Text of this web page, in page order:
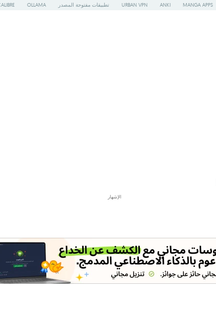
MANGA APPS
ANKI
URBAN VPN تطبيقات مفتوحة المصدر OLLAMA
الإشهار